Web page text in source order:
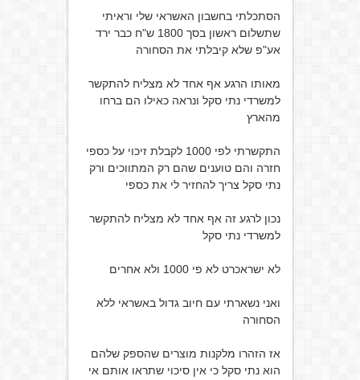
הסתכלתי בחשבון האשראי שלי וראיתי
שתשלום ראשון בסך 1800 ש"ח כבר ירד
אע"פ שלא קיבלתי את הסחורה
מאותו הרגע אף אחד לא מצליח להתקשר
למשרדי נתי סקל ונראה כאילו הם ברחו
מהארץ
התקשרתי לפי 1000 לקבלת זיכוי על כספי
חזרה והם טוענים שהם רק המתווכים ורק
נתי סקל צריך להחזיר לי את כספי
נכון לרגע זה אף אחד לא מצליח להתקשר
למשרדי נתי סקל
לא ישראכרט לא פי 1000 ולא אחרים
ואני נשארתי עם חיוב גדול באשראי ללא
הסחורה
אז הזהרו מלקנות מוצרים שהספק שלהם
הוא נתי סקל כי אין סיכוי שתראו אותם אי